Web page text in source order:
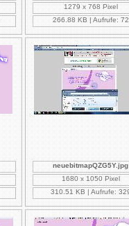
1279 x 768 Pixel
266.88 KB | Aufrufe: 72
neuebitmapQZG5Y.jpg
1680 x 1050 Pixel
310.51 KB | Aufrufe: